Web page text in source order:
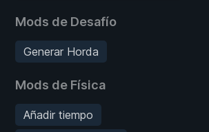
Mods de Desafío
Generar Horda
Mods de Física
Añadir tiempo